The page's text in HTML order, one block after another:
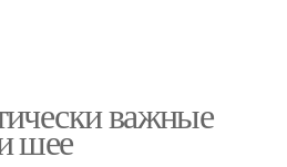
важные
шее